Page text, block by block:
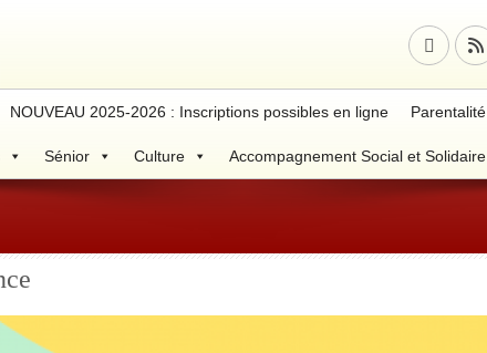
NOUVEAU 2025-2026 : Inscriptions possibles en ligne Parentalité
Sénior Culture Accompagnement Social et Solidaire